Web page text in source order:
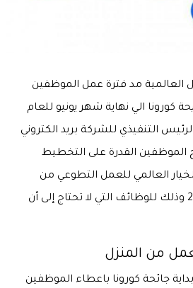
العالمية مد فترة عمل الموظفين
كورونا الي نهاية شهر يونيو للعام
بعث الرئيس التنفيذي للشركة بريد الكتروني
الموظفين القدرة على التخطيط
العالمي للعمل التطوعي من
المنزل حتى 30 يونيو 2021 وذلك للوظائف التي لا تحتاج إلى أن
من المنزل
جائحة كورونا باعطاء الموظفين